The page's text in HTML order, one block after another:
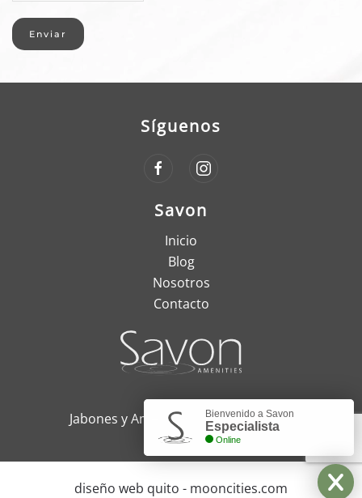
Enviar
Savon
Inicio
Blog
Nosotros
Contacto
Síguenos
Jabones y Amenities, Quito - Ecuador
diseño web quito - mooncities.com
Bienvenido a Savon
Especialista
Online